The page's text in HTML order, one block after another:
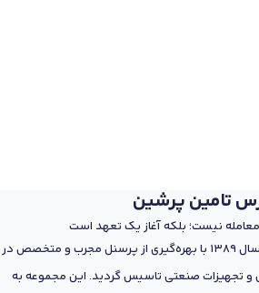
تامین پرشین
نیست؛ بلکه آغاز یک تعهد است
شرکت پارس تامین پرشین در سال 1389 با بهره‌گیری از پرسنل مجرب و متخصص در
و تجهیزات صنعتی تاسیس گردید. این مجموعه به